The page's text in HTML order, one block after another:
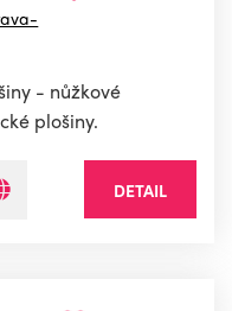
- nůžkové
plošiny.
DETAIL